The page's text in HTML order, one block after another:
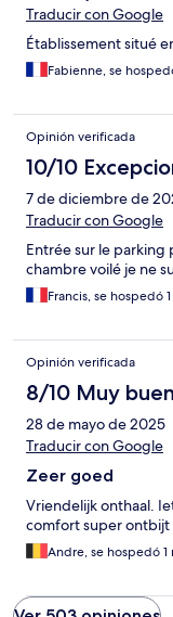
Traducir con Google
Établissement situé
Fabienne, se
Opinión verificada
10/10
7 de diciembre de
Traducir con Google
Entrée sur le parking
chambre voilé je ne
Francis, se hospedó
Opinión verificada
8/10 Muy
28 de mayo de 2025
Traducir con Google
Zeer goed
Vriendelijk onthaal.
comfort super ontbijt
Andre, se hospedó 1